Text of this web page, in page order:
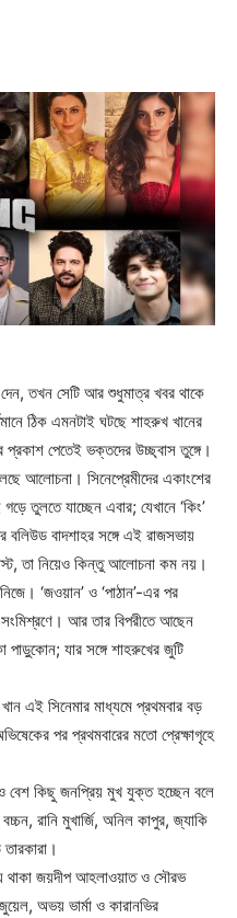
তখন সেটি আর শুধুমাত্র খবর থাকে
ঠিক এমনটাই ঘটছে শাহরুখ খানের
প্রকাশ পেতেই ভক্তদের উচ্ছ্বাস তুঙ্গে।
আলোচনা। সিনেপ্রেমীদের একাংশের
তুলতে যাচ্ছেন এবার; যেখানে ‘কিং’
বলিউড বাদশাহর সঙ্গে এই রাজসভায়
তা নিয়েও কিন্তু আলোচনা কম নয়।
‘জওয়ান’ ও ‘পাঠান’-এর পর
আর তার বিপরীতে আছেন
পাড়ুকোন; যার সঙ্গে শাহরুখের জুটি
এই সিনেমার মাধ্যমে প্রথমবার বড়
পর প্রথমবারের মতো প্রেক্ষাগৃহে
বেশ কিছু জনপ্রিয় মুখ যুক্ত হচ্ছেন বলে
রানি মুখার্জি, অনিল কাপুর, জ্যাকি
থাকা জয়দীপ আহলাওয়াত ও সৌরভ
অভয় ভার্মা ও কারানভির